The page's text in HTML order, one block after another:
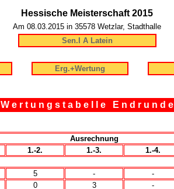
Hessische Meisterschaft 2015
Am 08.03.2015 in 35578 Wetzlar, Stadthalle
Sen.I A Latein
Erg.+Wertung
W e r t u n g s t a b e l l e E n d r u n d e
Ausrechnung
1.-2. 1.-3. 1.-4.
5 - -
0 3 -